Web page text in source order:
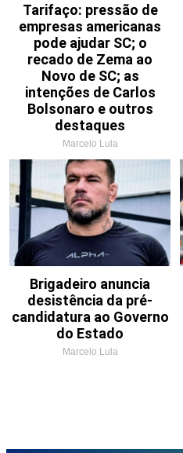
Tarifaço: pressão de
empresas americanas
pode ajudar SC; o
recado de Zema ao
Novo de SC; as
intenções de Carlos
Bolsonaro e outros
destaques
Marcelo Lula
Brigadeiro anuncia
desistência da pré-
candidatura ao Governo
do Estado
Marcelo Lula